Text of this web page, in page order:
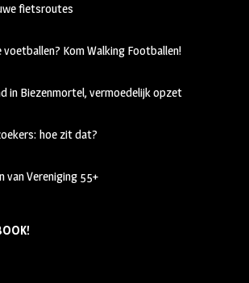
fietsroutes
Kom Walking Footballen!
in Biezenmortel, vermoedelijk opzet
hoe zit dat?
van Vereniging 55+